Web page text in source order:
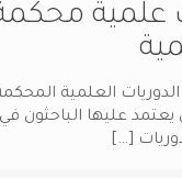
علمية
العلمية
يعتمد عليها
[…]